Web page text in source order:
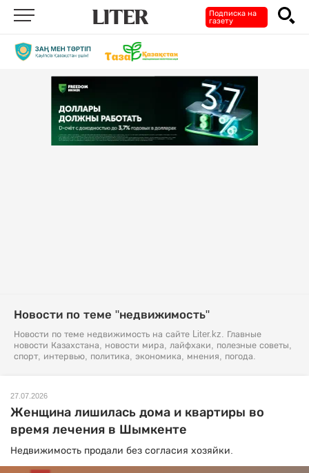
Подписка на
газету
Новости по теме "недвижимость"
Новости по теме недвижимость на сайте Liter.kz. Главные
новости Казахстана, новости мира, лайфхаки, полезные советы,
спорт, интервью, политика, экономика, мнения, погода.
27.07.2026
Женщина лишилась дома и квартиры во
время лечения в Шымкенте
Недвижимость продали без согласия хозяйки.